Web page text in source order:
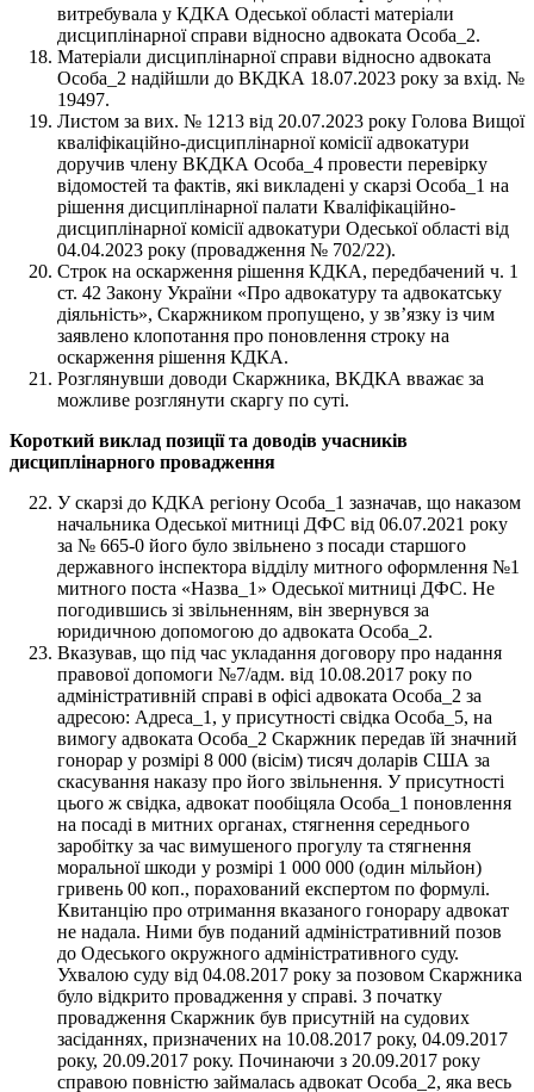
витребувала у КДКА Одеської області матеріали
дисциплінарної справи відносно адвоката Особа_2.
Матеріали дисциплінарної справи відносно адвоката
Особа_2 надійшли до ВКДКА 18.07.2023 року за вхід. №
19497.
Листом за вих. № 1213 від 20.07.2023 року Голова Вищої
кваліфікаційно-дисциплінарної комісії адвокатури
доручив члену ВКДКА Особа_4 провести перевірку
відомостей та фактів, які викладені у скарзі Особа_1 на
рішення дисциплінарної палати Кваліфікаційно-
дисциплінарної комісії адвокатури Одеської області від
04.04.2023 року (провадження № 702/22).
Строк на оскарження рішення КДКА, передбачений ч. 1
ст. 42 Закону України «Про адвокатуру та адвокатську
діяльність», Скаржником пропущено, у зв’язку із чим
заявлено клопотання про поновлення строку на
оскарження рішення КДКА.
Розглянувши доводи Скаржника, ВКДКА вважає за
можливе розглянути скаргу по суті.
Короткий виклад позиції та доводів учасників
дисциплінарного провадження
У скарзі до КДКА регіону Особа_1 зазначав, що наказом
начальника Одеської митниці ДФС від 06.07.2021 року
за № 665-0 його було звільнено з посади старшого
державного інспектора відділу митного оформлення №1
митного поста «Назва_1» Одеської митниці ДФС. Не
погодившись зі звільненням, він звернувся за
юридичною допомогою до адвоката Особа_2.
Вказував, що під час укладання договору про надання
правової допомоги №7/адм. від 10.08.2017 року по
адміністративній справі в офісі адвоката Особа_2 за
адресою: Адреса_1, у присутності свідка Особа_5, на
вимогу адвоката Особа_2 Скаржник передав їй значний
гонорар у розмірі 8 000 (вісім) тисяч доларів США за
скасування наказу про його звільнення. У присутності
цього ж свідка, адвокат пообіцяла Особа_1 поновлення
на посаді в митних органах, стягнення середнього
заробітку за час вимушеного прогулу та стягнення
моральної шкоди у розмірі 1 000 000 (один мільйон)
гривень 00 коп., порахований експертом по формулі.
Квитанцію про отримання вказаного гонорару адвокат
не надала. Ними був поданий адміністративний позов
до Одеського окружного адміністративного суду.
Ухвалою суду від 04.08.2017 року за позовом Cкаржника
було відкрито провадження у справі. З початку
провадження Скаржник був присутній на судових
засіданнях, призначених на 10.08.2017 року, 04.09.2017
року, 20.09.2017 року. Починаючи з 20.09.2017 року
справою повністю займалась адвокат Особа_2, яка весь